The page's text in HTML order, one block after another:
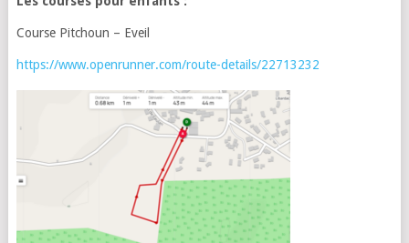
Course Pitchoun – Eveil
https://www.openrunner.com/route-details/22713232